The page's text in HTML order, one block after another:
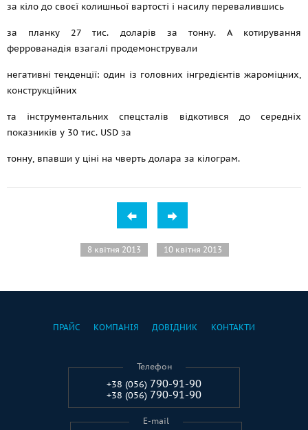
за кіло до своєї колишньої вартості і насилу перевалившись
за планку 27 тис. доларів за тонну. А котирування
феррованадія взагалі продемонстрували
негативні тенденції: один із головних інгредієнтів жароміцних,
конструкційних
та інструментальних спецсталів відкотився до середніх
показників у 30 тис. USD за
тонну, впавши у ціні на чверть долара за кілограм.
8 квітня 2013 10 квітня 2013
ПРАЙС КОМПАНІЯ ДОВІДНИК КОНТАКТИ
Телефон
+38 (056) 790-91-90
+38 (056) 790-91-90
E-mail